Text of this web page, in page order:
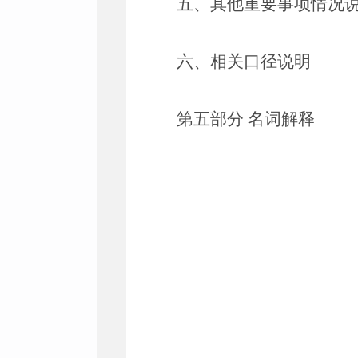
五、其他重要事项情况
六、相关口径说明
第五部分 名词解释